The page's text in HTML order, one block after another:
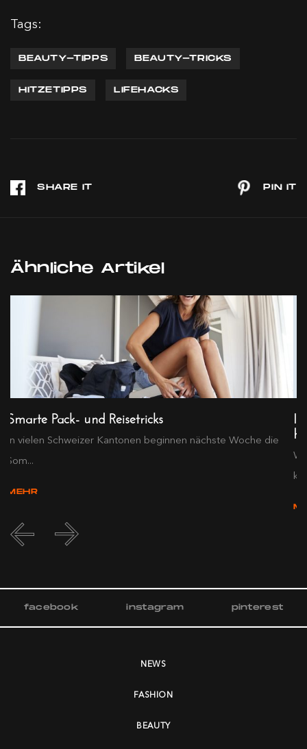
Tags:
BEAUTY-TIPPS BEAUTY-TRICKS
HITZETIPPS LIFEHACKS
Ähnliche Artikel
Smarte Pack- und Reisetricks
In vielen Schweizer Kantonen beginnen nächste Woche die
Som...
MEHR
facebook instagram pinterest
NEWS
FASHION
BEAUTY